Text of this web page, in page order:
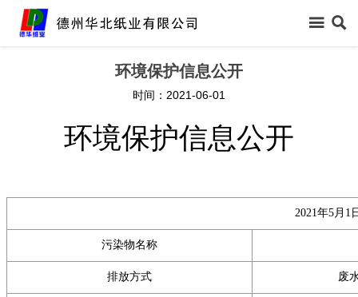
 
环境保护信息公开
时间：2021-06-01
环境保护信息公开
2021年5月1
污染物名称
排放方式 废
新闻中心
 领导关怀